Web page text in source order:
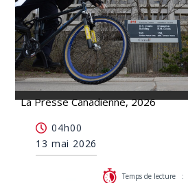
La Presse Canadienne, 2026
savoir sur le recensement
04h00
13 mai 2026
Temps de lecture :